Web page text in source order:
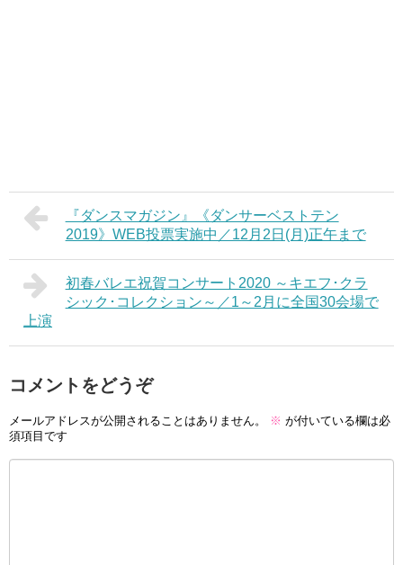
『ダンスマガジン』《ダンサーベストテン
2019》WEB投票実施中／12月2日(月)正午まで
初春バレエ祝賀コンサート2020 ～キエフ･クラ
シック･コレクション～／1～2月に全国30会場で
上演
コメントをどうぞ
メールアドレスが公開されることはありません。 ※ が付いている欄は必
須項目です